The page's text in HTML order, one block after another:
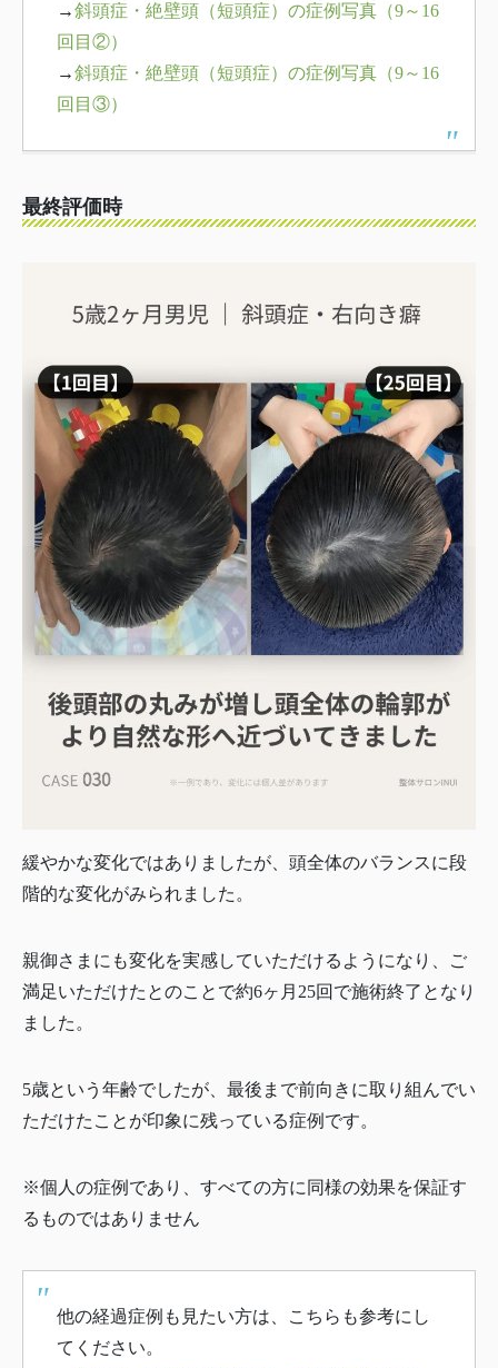
→斜頭症・絶壁頭（短頭症）の症例写真（9～16
回目②）
→斜頭症・絶壁頭（短頭症）の症例写真（9～16
回目③）
最終評価時
緩やかな変化ではありましたが、頭全体のバランスに段
階的な変化がみられました。
親御さまにも変化を実感していただけるようになり、ご
満足いただけたとのことで約6ヶ月25回で施術終了となり
ました。
5歳という年齢でしたが、最後まで前向きに取り組んでい
ただけたことが印象に残っている症例です。
※個人の症例であり、すべての方に同様の効果を保証す
るものではありません
他の経過症例も見たい方は、こちらも参考にし
てください。